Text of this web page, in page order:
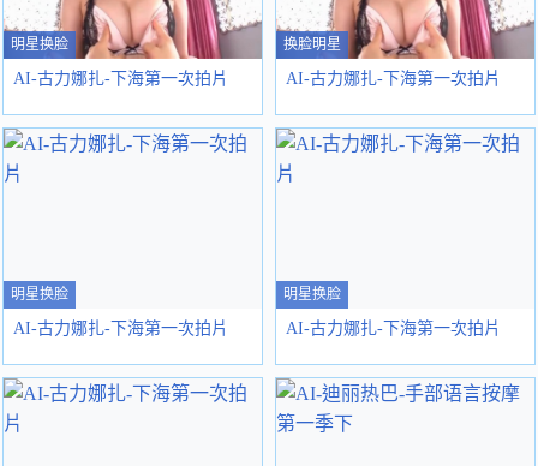
明星换脸
AI-古力娜扎-下海第一次拍片
换脸明星
AI-古力娜扎-下海第一次拍片
明星换脸
AI-古力娜扎-下海第一次拍片
明星换脸
AI-古力娜扎-下海第一次拍片